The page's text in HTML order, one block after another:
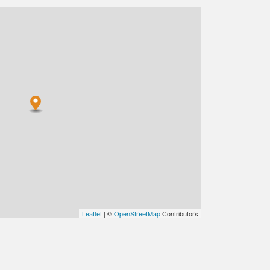
Leaflet | ©OpenStreetMapContributors